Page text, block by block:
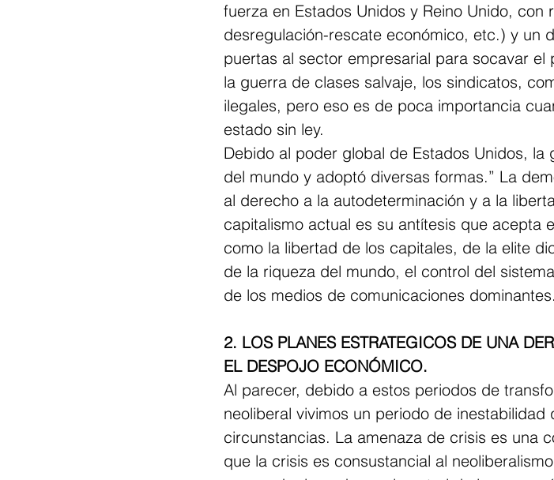
fuerza en Estados Unidos y Reino Unido, con
desregulación-rescate económico, etc.) y un
puertas al sector empresarial para socavar
la guerra de clases salvaje, los sindicatos,
ilegales, pero eso es de poca importancia
estado sin ley.
Debido al poder global de Estados Unidos,
del mundo y adoptó diversas formas.” La
al derecho a la autodeterminación y a la
capitalismo actual es su antítesis que acepta
como la libertad de los capitales, de la elite
de la riqueza del mundo, el control del
de los medios de comunicaciones dominantes.
2. LOS PLANES ESTRATEGICOS DE UNA
EL DESPOJO ECONÓMICO.
Al parecer, debido a estos periodos de
neoliberal vivimos un periodo de
circunstancias. La amenaza de crisis es una
que la crisis es consustancial al